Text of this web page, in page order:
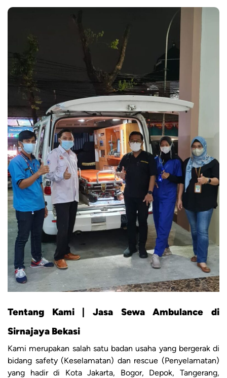
Tentang Kami | Jasa Sewa Ambulance di
Sirnajaya Bekasi
Kami merupakan salah satu badan usaha yang bergerak di
bidang safety (Keselamatan) dan rescue (Penyelamatan)
yang hadir di Kota Jakarta, Bogor, Depok, Tangerang,